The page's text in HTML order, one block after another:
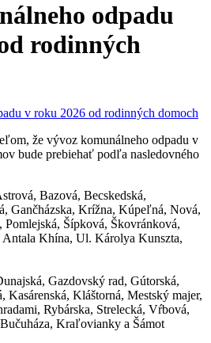
odpadu
rodinných
že vývoz komunálneho odpadu v
bude prebiehať podľa nasledovného
Bazová, Becskedská,
Gančházska, Krížna, Kúpeľná, Nová,
Šípková, Škovránková,
Khína, Ul. Károlya Kunszta,
Gazdovský rad, Gútorská,
Kasárenská, Kláštorná, Mestský majer,
Rybárska, Strelecká, Vŕbová,
Kraľovianky a Šámot